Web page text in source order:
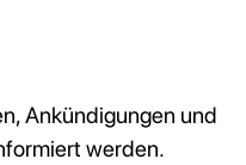
Ankündigungen und
werden.